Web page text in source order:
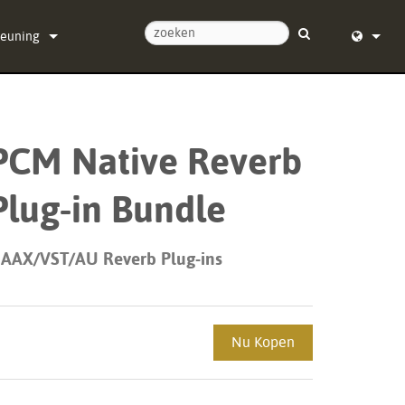
Native Reverb
in Bundle
VST/AU Reverb Plug-ins
Nu Kopen